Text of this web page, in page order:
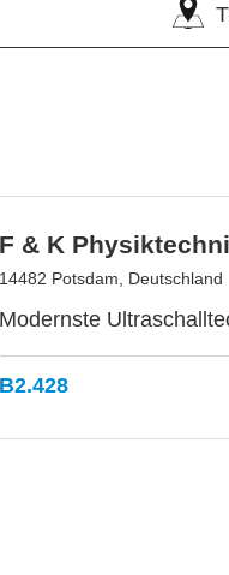
F & K
14482 Potsdam, Deutschland
Modernste
B2.428